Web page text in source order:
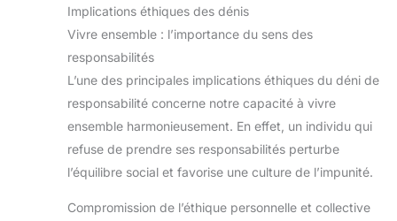
Implications éthiques des dénis
Vivre ensemble : l’importance du sens des
responsabilités
L’une des principales implications éthiques du déni de
responsabilité concerne notre capacité à vivre
ensemble harmonieusement. En effet, un individu qui
refuse de prendre ses responsabilités perturbe
l’équilibre social et favorise une culture de l’impunité.
Compromission de l’éthique personnelle et collective